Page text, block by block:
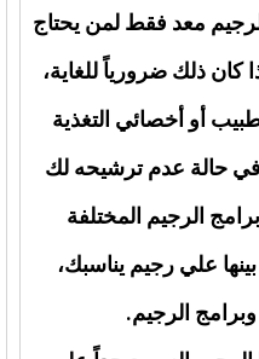
معد فقط لمن يحتاج
كان ذلك ضرورياً للغاية،
أو أخصائي التغذية
حالة عدم ترشيحه لك
الرجيم المختلفة
علي رجيم يناسبك،
الرجيم.